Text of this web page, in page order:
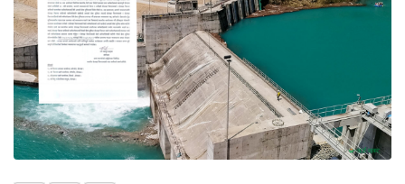
पर्यटन
भिडियो
छापा
खोज